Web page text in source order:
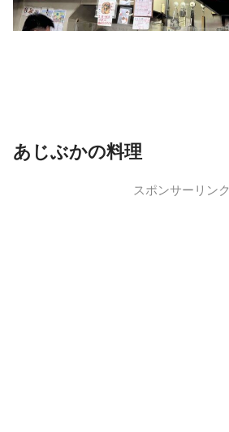
あじぶかの料理
スポンサーリンク